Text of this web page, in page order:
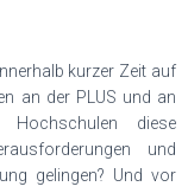
kurzer Zeit auf
an der PLUS und an
Hochschulen diese
und
gelingen? Und vor